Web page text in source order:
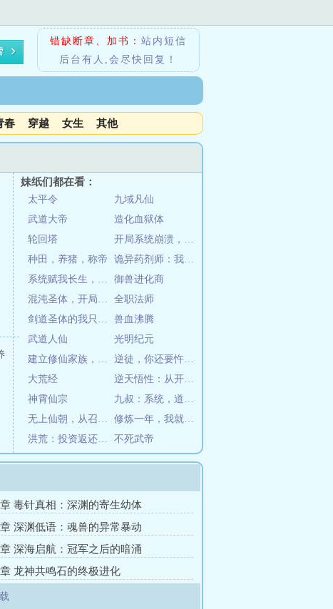
错缺断章、加书： 站内短信
后台有人,会尽快回复！
春 穿越 女生 其他
妹纸们都在看：
太平令
九域凡仙
武道大帝
造化血狱体
轮回塔
开局系统崩溃，我一不小心无敌了
种田，养猪，称帝
诡异药剂师：我的病人皆为恐怖
系统赋我长生，活着终会无敌
御兽进化商
混沌圣体，开局被仙子强迫双修
全职法师
剑道圣体的我只想躺平
兽血沸腾
武道人仙
光明纪元
建立修仙家族，从坊市开始
逆徒，你还要忤逆为师多少次？
大荒经
逆天悟性：从开创观想法开始长生
神霄仙宗
九叔：系统，道术给我全加满！
无上仙朝，从召唤罗网开始
修炼一年，我就走蛟化龙
洪荒：投资返还，开局投资我自己
不死武帝
毒针真相：深渊的寄生幼体
深渊低语：魂兽的异常暴动
深海启航：冠军之后的暗涌
龙神共鸣石的终极进化